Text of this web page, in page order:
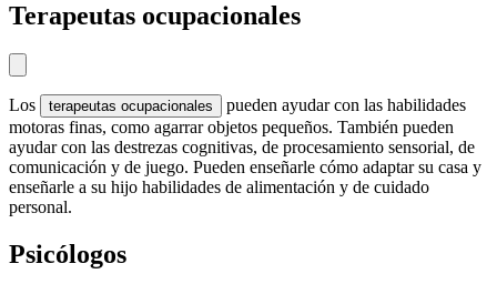
Terapeutas ocupacionales
Los terapeutas ocupacionales
pueden ayudar con las habilidades
motoras finas, como agarrar objetos pequeños. También pueden
ayudar con las destrezas cognitivas, de procesamiento sensorial, de
comunicación y de juego. Pueden enseñarle cómo adaptar su casa y
enseñarle a su hijo habilidades de alimentación y de cuidado
personal.
Psicólogos